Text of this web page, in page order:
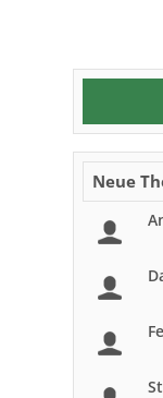
Neue